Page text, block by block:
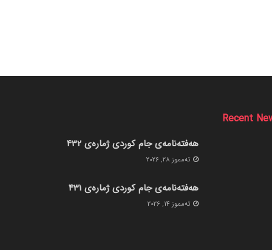
Recent
هەفتەنامەی جام کوردی ژمارەی 432
ته‌مموز 28, 2026
هەفتەنامەی جام کوردی ژمارەی 431
ته‌مموز 14, 2026